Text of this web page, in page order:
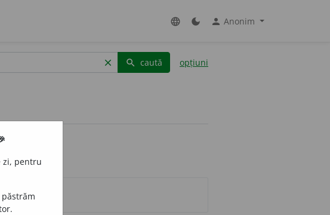
language dark_mode person Anonim
clear search caută opțiuni
zi, pentru